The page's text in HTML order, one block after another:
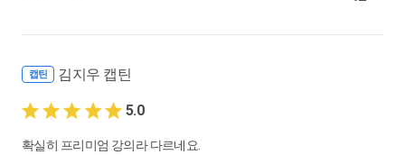
캡틴 김지우 캡틴
5.0
확실히 프리미엄 강의라 다르네요.